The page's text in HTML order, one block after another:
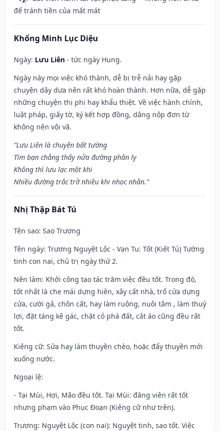
để tránh tiền của mất mát
Khổng Minh Lục Diệu
Ngày: Lưu Liên - tức ngày Hung.
Ngày này mọi việc khó thành, dễ bị trễ nải hay gặp
chuyện dây dưa nên rất khó hoàn thành. Hơn nữa, dễ gặp
những chuyện thị phi hay khẩu thiệt. Về việc hành chính,
luật pháp, giấy tờ, ký kết hợp đồng, dâng nộp đơn từ
không nên vội vã.
“Lưu Liên là chuyện bất tường
Tìm bạn chẳng thấy nửa đường phân ly
Không thì lưu lạc một khi
Nhiều đường trắc trở nhiều khi nhọc nhằn.”
Nhị Thập Bát Tú
Tên sao: Sao Trương
Tên ngày: Trương Nguyệt Lộc - Vạn Tu: Tốt (Kiết Tú) Tướng
tinh con nai, chủ trị ngày thứ 2.
Nên làm: Khởi công tạo tác trăm việc đều tốt. Trong đó,
tốt nhất là che mái dựng hiên, xây cất nhà, trổ cửa dựng
cửa, cưới gả, chôn cất, hay làm ruộng, nuôi tằm , làm thuỷ
lợi, đặt táng kê gác, chặt cỏ phá đất, cắt áo cũng đều rất
tốt.
Kiêng cữ: Sửa hay làm thuyền chèo, hoặc đẩy thuyền mới
xuống nước.
Ngoại lệ:
- Tại Mùi, Hợi, Mão đều tốt. Tại Mùi: đăng viên rất tốt
nhưng phạm vào Phục Đoạn (Kiêng cữ như trên).
Trương: Nguyệt Lộc (con nai): Nguyệt tinh, sao tốt. Việc